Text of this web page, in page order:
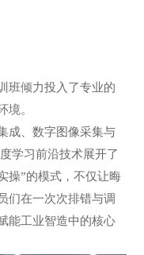
班倾力投入了专业的
境。
成、数字图像采集与
学习前沿技术展开了
操”的模式，不仅让晦
们在一次次排错与调
能工业智造中的核心